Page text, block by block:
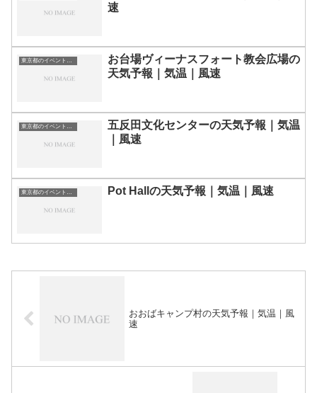
速
お台場ヴィーナスフォート教会広場の
天気予報｜気温｜風速
五反田文化センターの天気予報｜気温
｜風速
Pot Hallの天気予報｜気温｜風速
おおばキャンプ村の天気予報｜気温｜風
速